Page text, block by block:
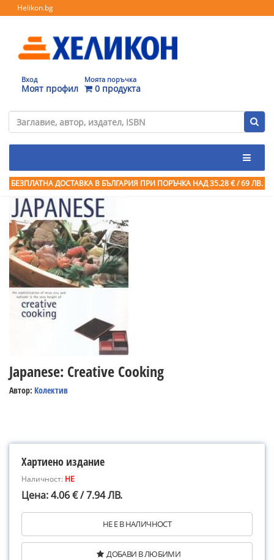
Helikon.bg
Вход
Моят профил
Моята поръчка
0 продукта
БЕЗПЛАТНА ДОСТАВКА В БЪЛГАРИЯ ПРИ ПОРЪЧКА НАД 35.28 € / 69 ЛВ.
Japanese: Creative Cooking
Автор: Колектив
Хартиено издание
Наличност: НЕ
Цена: 4.06 € / 7.94 ЛВ.
НЕ Е В НАЛИЧНОСТ
ДОБАВИ В ЛЮБИМИ